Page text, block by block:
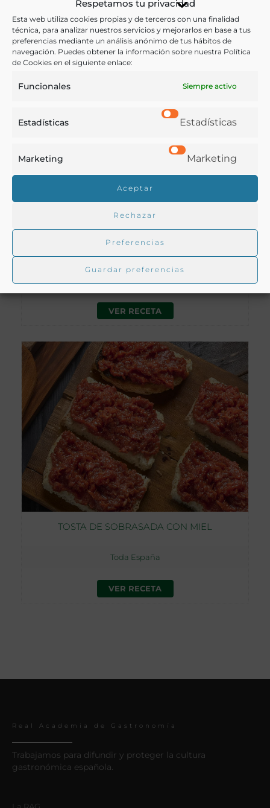
Respetamos tu privacidad
Esta web utiliza cookies propias y de terceros con una finalidad
técnica, para analizar nuestros servicios y mejorarlos en base a tus
preferencias mediante un análisis anónimo de tus hábitos de
navegación. Puedes obtener la información sobre nuestra Política
de Cookies en el siguiente enlace:
Funcionales Siempre activo
Estadísticas Estadísticas
Marketing Marketing
Aceptar
Rechazar
Preferencias
Guardar preferencias
SOBRASADA CON QUESO MAHON FUNDIDO
VER RECETA
TOSTA DE SOBRASADA CON MIEL
Toda España
VER RECETA
Real Academia de Gastronomía
Trabajamos para difundir y proteger la cultura
gastronómica española.